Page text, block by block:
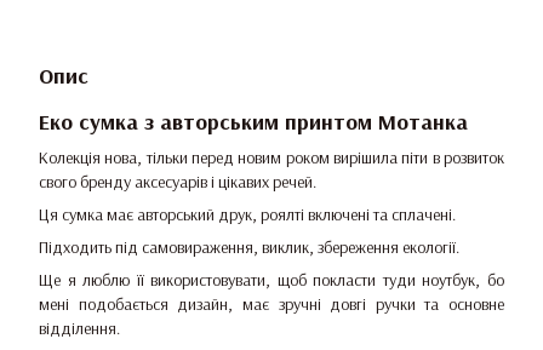
Опис
Еко сумка з авторським принтом Мотанка
Колекція нова, тільки перед новим роком вирішила піти в розвиток
свого бренду аксесуарів і цікавих речей.
Ця сумка має авторський друк, роялті включені та сплачені.
Підходить під самовираження, виклик, збереження екології.
Ще я люблю її використовувати, щоб покласти туди ноутбук, бо
мені подобається дизайн, має зручні довгі ручки та основне
відділення.